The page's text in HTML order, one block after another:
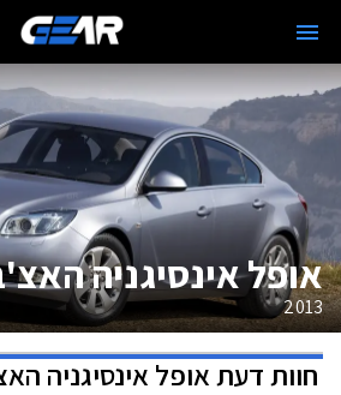
אופל אינסיגניה
2013
חוות דעתאופל אינסיגניה